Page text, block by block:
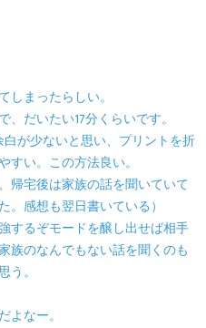
まったらしい。
だいたい17分くらいです。
が少ないと思い、プリントを折
すい。この方法良い。
帰宅後は家族の話を聞いていて
感想も翌日書いている）
するぞモードを醸し出せば相手
族のなんでもない話を聞くのも
う。
よなー。